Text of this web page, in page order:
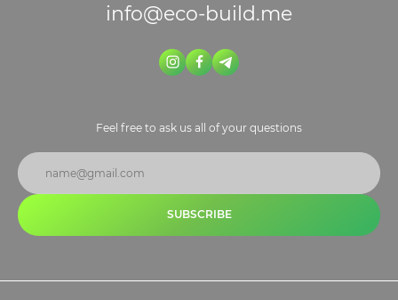
info@eco-build.me
Feel free to ask us all of your questions
SUBSCRIBE